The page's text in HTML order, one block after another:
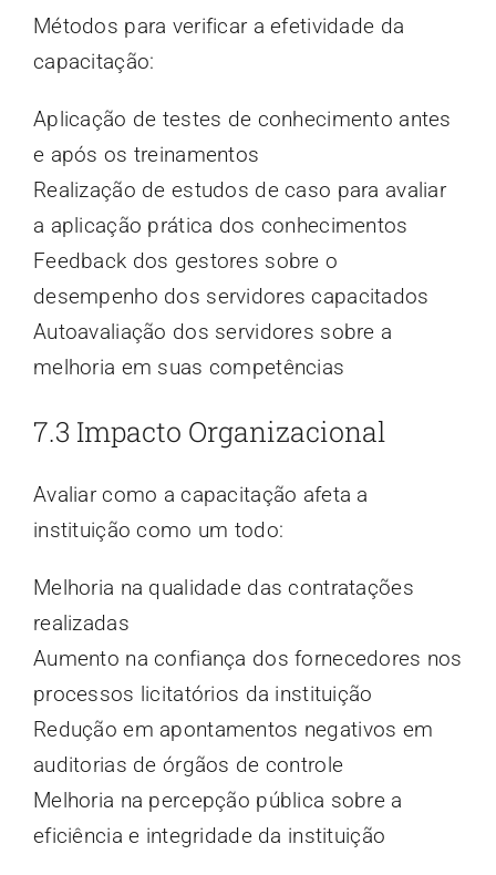
Métodos para verificar a efetividade da
capacitação:
Aplicação de testes de conhecimento antes
e após os treinamentos
Realização de estudos de caso para avaliar
a aplicação prática dos conhecimentos
Feedback dos gestores sobre o
desempenho dos servidores capacitados
Autoavaliação dos servidores sobre a
melhoria em suas competências
7.3 Impacto Organizacional
Avaliar como a capacitação afeta a
instituição como um todo:
Melhoria na qualidade das contratações
realizadas
Aumento na confiança dos fornecedores nos
processos licitatórios da instituição
Redução em apontamentos negativos em
auditorias de órgãos de controle
Melhoria na percepção pública sobre a
eficiência e integridade da instituição